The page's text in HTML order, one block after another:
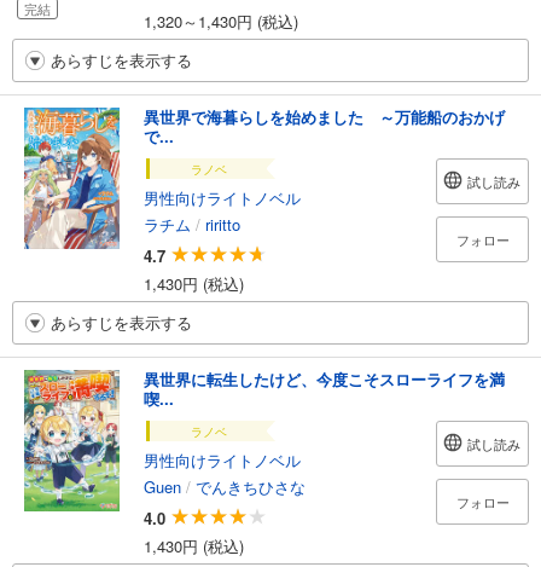
完結
1,320～1,430円 (税込)
あらすじを表示する
異世界で海暮らしを始めました ～万能船のおかげ
で...
ラノベ
男性向けライトノベル
ラチム / riritto
4.7
1,430円 (税込)
試し読み
フォロー
あらすじを表示する
異世界に転生したけど、今度こそスローライフを満
喫...
ラノベ
男性向けライトノベル
Guen / でんきちひさな
4.0
1,430円 (税込)
試し読み
フォロー